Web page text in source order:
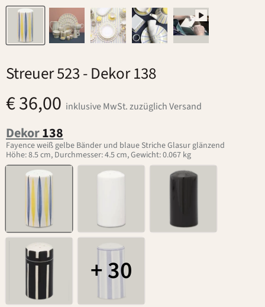
Streuer 523- Dekor 138
€ 36,00 inklusive MwSt. zuzüglich Versand
Dekor138
Fayence weiß gelbe Bänder und blaue Striche Glasur glänzend
Höhe: 8.5 cm, Durchmesser: 4.5 cm, Gewicht: 0.067 kg
+ 30